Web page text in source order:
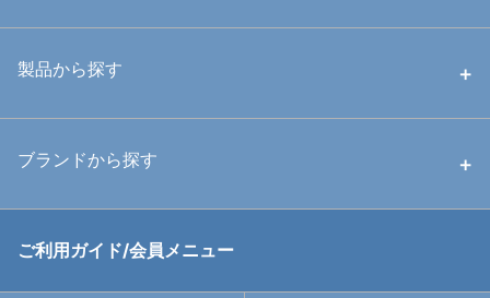
中古ハウジング
中古アームシステム
製品から探す
ハウジング
ブランドから探す
RGBlue
ご利用ガイド/会員メニュー